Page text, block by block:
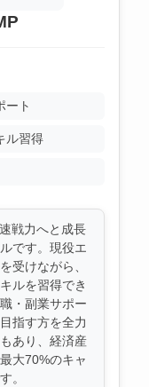
ート
ル習得
戦力へと成長
です。現役エ
受けながら、
ルを習得でき
・副業サポー
指す方を全力
あり、経済産
大70%のキャ
。